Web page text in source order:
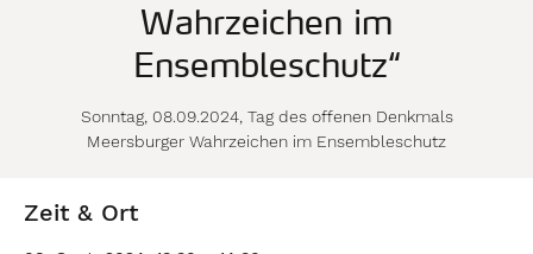
Wahrzeichen im
Ensembleschutz“
Sonntag, 08.09.2024, Tag des offenen Denkmals
Meersburger Wahrzeichen im Ensembleschutz
Zeit & Ort